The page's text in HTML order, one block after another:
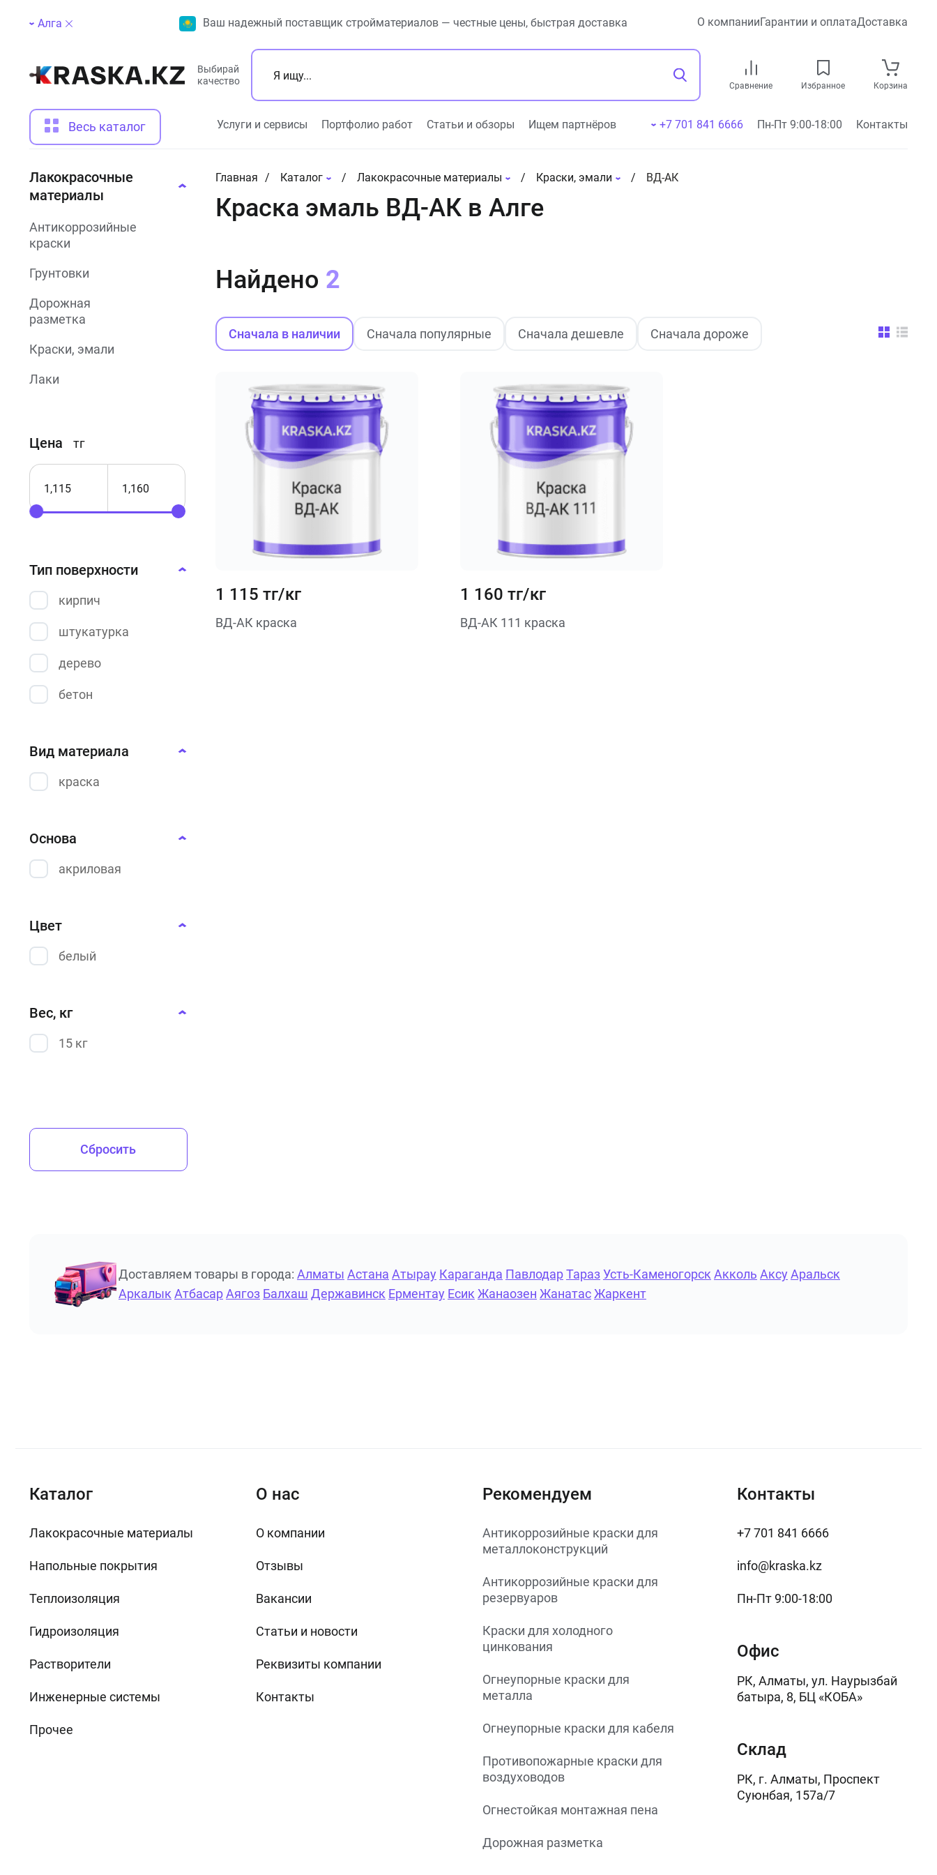
Алга Ваш надежный поставщик стройматериалов — честные цены, быстрая доставка О компанииГарантии и оплатаДоставка
Выбирай
качество
Сравнение Избранное Корзина
Весь каталог Услуги и сервисы Портфолио работ Статьи и обзоры Ищем партнёров +7 701 841 6666 Пн-Пт 9:00-18:00 Контакты
Лакокрасочные
материалы
Антикоррозийные
краски
Грунтовки
Дорожная
разметка
Краски, эмали
Лаки
краски
Порошковые
краски
краски
Резиновые
краски
Цена тг
Тип поверхности
кирпич
штукатурка
дерево
бетон
Вид материала
краска
Основа
акриловая
Цвет
белый
Вес, кг
15 кг
Сбросить
Главная Каталог Лакокрасочные материалы Краски, эмали ВД-АК
Краска эмаль ВД-АК в Алге
Сначала в наличии Сначала популярные Сначала дешевле Сначала дороже
Найдено 2
1 115 тг/кг
ВД-АК краска
1 160 тг/кг
ВД-АК 111 краска
Доставляем товары в города: Алматы Астана Атырау Караганда ПавлодарТараз Усть-Каменогорск Акколь Аксу Аральск
Аркалык АтбасарАягоз Балхаш Державинск Ерментау Есик Жанаозен ЖанатасЖаркент
Каталог
Лакокрасочные материалы
Напольные покрытия
Теплоизоляция
Гидроизоляция
Растворители
Инженерные системы
Прочее
О нас
О компании
Отзывы
Вакансии
Статьи и новости
Реквизиты компании
Контакты
Рекомендуем
Антикоррозийные краски для
металлоконструкций
Антикоррозийные краски для
резервуаров
Краски для холодного
цинкования
Огнеупорные краски для
металла
Огнеупорные краски для кабеля
Противопожарные краски для
воздуховодов
Огнестойкая монтажная пена
Дорожная разметка
Контакты
+7 701 841 6666
info@kraska.kz
Пн-Пт 9:00-18:00
Офис
РК, Алматы, ул. Наурызбай
батыра, 8, БЦ «КОБА»
Склад
РК, г. Алматы, Проспект
Суюнбая, 157а/7